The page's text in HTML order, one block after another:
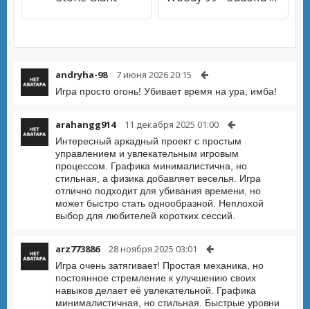
andryha-98 7 июня 2026 20:15
Игра просто огонь! Убивает время на ура, имба!
arahangg914 11 декабря 2025 01:00
Интересный аркадный проект с простым
управлением и увлекательным игровым
процессом. Графика минималистична, но
стильная, а физика добавляет веселья. Игра
отлично подходит для убивания времени, но
может быстро стать однообразной. Неплохой
выбор для любителей коротких сессий.
arz773886 28 ноября 2025 03:01
Игра очень затягивает! Простая механика, но
постоянное стремление к улучшению своих
навыков делает её увлекательной. Графика
минималистичная, но стильная. Быстрые уровни